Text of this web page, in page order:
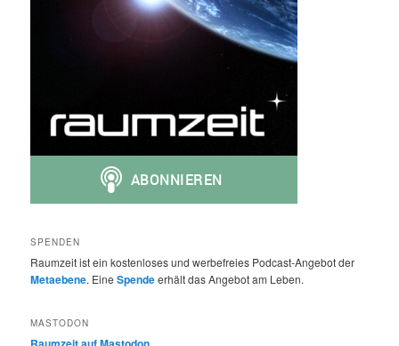
SPENDEN
Raumzeit ist ein kostenloses und werbefreies Podcast-Angebot der
Metaebene. EineSpendeerhält das Angebot am Leben.
MASTODON